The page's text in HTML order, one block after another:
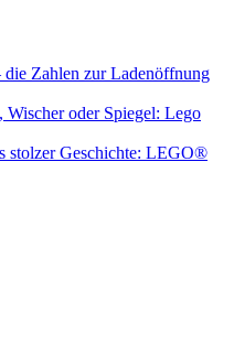
Zahlen zur Ladenöffnung
Wischer oder Spiegel: Lego
stolzer Geschichte: LEGO®